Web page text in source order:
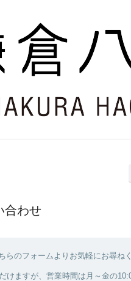
合わせ
のフォームよりお気軽にお尋ねく
けますが、営業時間は月～金の